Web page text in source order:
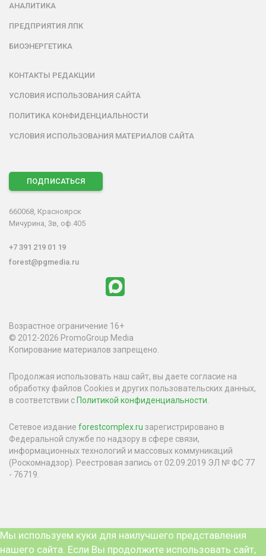
АНАЛИТИКА
ПРЕДПРИЯТИЯ ЛПК
БИОЭНЕРГЕТИКА
КОНТАКТЫ РЕДАКЦИИ
УСЛОВИЯ ИСПОЛЬЗОВАНИЯ САЙТА
ПОЛИТИКА КОНФИДЕНЦИАЛЬНОСТИ
УСЛОВИЯ ИСПОЛЬЗОВАНИЯ МАТЕРИАЛОВ САЙТА
ПОДПИСАТЬСЯ
660068, Красноярск
Мичурина, 3в, оф.405
+7 391 219 01 19
forest@pgmedia.ru
Возрастное ограничение 16+
© 2012-2026 PromoGroup Media
Копирование материалов запрещено.
Продолжая использовать наш сайт, вы даете согласие на
обработку файлов Cookies и других пользовательских данных,
в соответствии с Политикой конфиденциальности
Сетевое издание forestcomplex.ru зарегистрировано в
Федеральной службе по надзору в сфере связи,
информационных технологий и массовых коммуникаций
(Роскомнадзор). Реестровая запись от 02.09.2019 ЭЛ № ФС 77
- 76719.
Мы используем куки для наилучшего представления
нашего сайта. Если Вы продолжите использовать сайт,